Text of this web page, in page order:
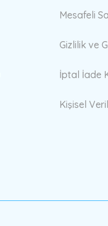
Mesafeli
Gizlilik ve
İptal İade
Kişisel